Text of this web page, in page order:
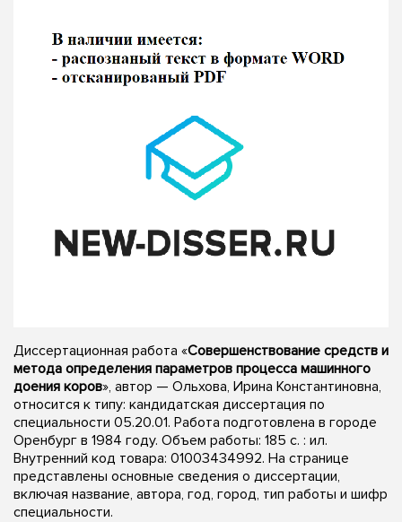
Диссертационная работа «Совершенствование средств и
метода определения параметров процесса машинного
доения коров», автор — Ольхова, Ирина Константиновна,
относится к типу: кандидатская диссертация по
специальности 05.20.01. Работа подготовлена в городе
Оренбург в 1984 году. Объем работы: 185 c. : ил.
Внутренний код товара: 01003434992. На странице
представлены основные сведения о диссертации,
включая название, автора, год, город, тип работы и шифр
специальности.